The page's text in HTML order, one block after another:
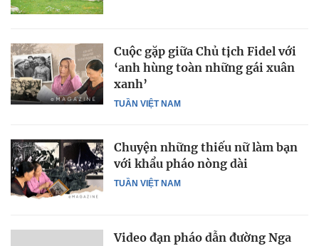
TUẦN VIỆT NAM
Cuộc gặp giữa Chủ tịch Fidel với
‘anh hùng toàn những gái xuân
xanh’
TUẦN VIỆT NAM
Chuyện những thiếu nữ làm bạn
với khẩu pháo nòng dài
Video đạn pháo dẫn đường Nga